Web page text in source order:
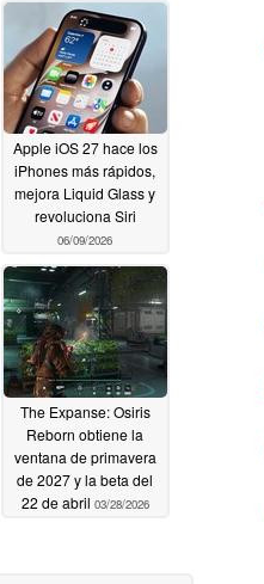
Apple iOS 27 hace los
iPhones más rápidos,
mejora Liquid Glass y
revoluciona Siri
06/09/2026
The Expanse: Osiris
Reborn obtiene la
ventana de primavera
de 2027 y la beta del
22 de abril 03/28/2026